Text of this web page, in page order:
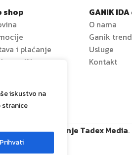
iskustvo na
stranice
Prihvati
shop
i plaćanje
narudžbu
GANIK
O nama
Ganik
Usluge
Kontakt
Izrada i održavanje Tadex Media.